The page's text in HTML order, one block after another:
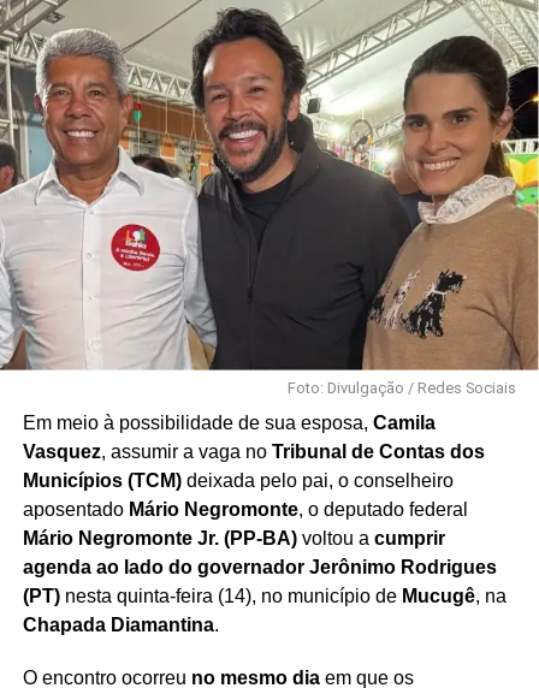
Foto: Divulgação / Redes Sociais
Em meio à possibilidade de sua esposa, Camila
Vasquez, assumir a vaga no Tribunal de Contas dos
Municípios (TCM)deixada pelo pai, o conselheiro
aposentado Mário Negromonte, o deputado federal
Mário Negromonte Jr. (PP-BA)voltou a cumprir
agenda ao lado do governador Jerônimo Rodrigues
(PT)nesta quinta-feira (14), no município de Mucugê, na
Chapada Diamantina.
O encontro ocorreu no mesmo diaem que os